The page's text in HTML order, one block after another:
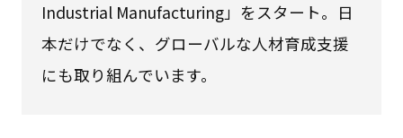
Industrial Manufacturing」をスタート。日
本だけでなく、グローバルな人材育成支援
にも取り組んでいます。